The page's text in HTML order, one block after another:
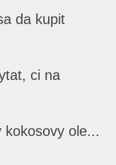
da kupit
ci na
kokosovy ole...